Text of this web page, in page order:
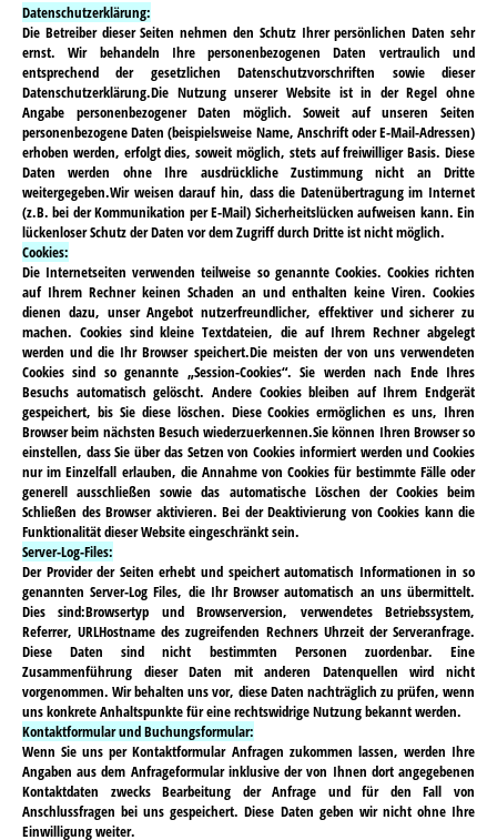
Datenschutzerklärung:
Die Betreiber dieser Seiten nehmen den Schutz Ihrer persönlichen Daten sehr
ernst. Wir behandeln Ihre personenbezogenen Daten vertraulich und
entsprechend der gesetzlichen Datenschutzvorschriften sowie dieser
Datenschutzerklärung.Die Nutzung unserer Website ist in der Regel ohne
Angabe personenbezogener Daten möglich. Soweit auf unseren Seiten
personenbezogene Daten (beispielsweise Name, Anschrift oder E-Mail-Adressen)
erhoben werden, erfolgt dies, soweit möglich, stets auf freiwilliger Basis. Diese
Daten werden ohne Ihre ausdrückliche Zustimmung nicht an Dritte
weitergegeben.Wir weisen darauf hin, dass die Datenübertragung im Internet
(z.B. bei der Kommunikation per E-Mail) Sicherheitslücken aufweisen kann. Ein
lückenloser Schutz der Daten vor dem Zugriff durch Dritte ist nicht möglich.
Cookies:
Die Internetseiten verwenden teilweise so genannte Cookies. Cookies richten
auf Ihrem Rechner keinen Schaden an und enthalten keine Viren. Cookies
dienen dazu, unser Angebot nutzerfreundlicher, effektiver und sicherer zu
machen. Cookies sind kleine Textdateien, die auf Ihrem Rechner abgelegt
werden und die Ihr Browser speichert.Die meisten der von uns verwendeten
Cookies sind so genannte „Session-Cookies“. Sie werden nach Ende Ihres
Besuchs automatisch gelöscht. Andere Cookies bleiben auf Ihrem Endgerät
gespeichert, bis Sie diese löschen. Diese Cookies ermöglichen es uns, Ihren
Browser beim nächsten Besuch wiederzuerkennen.Sie können Ihren Browser so
einstellen, dass Sie über das Setzen von Cookies informiert werden und Cookies
nur im Einzelfall erlauben, die Annahme von Cookies für bestimmte Fälle oder
generell ausschließen sowie das automatische Löschen der Cookies beim
Schließen des Browser aktivieren. Bei der Deaktivierung von Cookies kann die
Funktionalität dieser Website eingeschränkt sein.
Server-Log-Files:
Der Provider der Seiten erhebt und speichert automatisch Informationen in so
genannten Server-Log Files, die Ihr Browser automatisch an uns übermittelt.
Dies sind:Browsertyp und Browserversion, verwendetes Betriebssystem,
Referrer, URLHostname des zugreifenden Rechners Uhrzeit der Serveranfrage.
Diese Daten sind nicht bestimmten Personen zuordenbar. Eine
Zusammenführung dieser Daten mit anderen Datenquellen wird nicht
vorgenommen. Wir behalten uns vor, diese Daten nachträglich zu prüfen, wenn
uns konkrete Anhaltspunkte für eine rechtswidrige Nutzung bekannt werden.
Kontaktformular und Buchungsformular:
Wenn Sie uns per Kontaktformular Anfragen zukommen lassen, werden Ihre
Angaben aus dem Anfrageformular inklusive der von Ihnen dort angegebenen
Kontaktdaten zwecks Bearbeitung der Anfrage und für den Fall von
Anschlussfragen bei uns gespeichert. Diese Daten geben wir nicht ohne Ihre
Einwilligung weiter.